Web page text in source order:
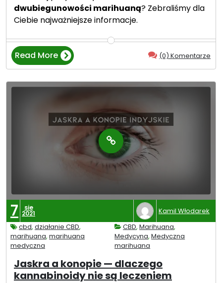
dwubiegunowości marihuaną? Zebraliśmy dla
Ciebie najważniejsze informacje.
Read More
“
D
w
w
o
ś
ć
a
m
a
r
(0) Komentarze
7 sie
2021
Kamil Włodarek
cbd, działanie CBD,
marihuana, marihuana
medyczna
CBD,Marihuana,
Medycyna,Medyczna
marihuana
Jaskra a konopie — dlaczego
kannabinoidy nie są leczeniem